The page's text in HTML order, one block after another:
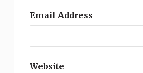
Email Address
Website